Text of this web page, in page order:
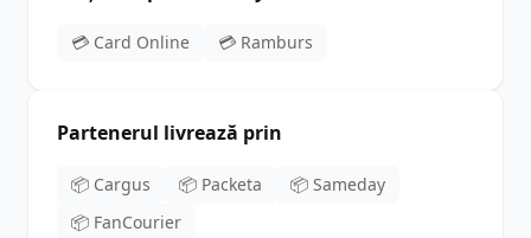
💳 Card Online 💳 Ramburs
Partenerul livrează prin
📦 Cargus 📦 Packeta
📦 Sameday
📦 FanCourier